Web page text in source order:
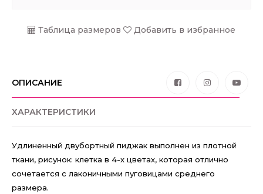
Таблица размеров Добавить в избранное
ОПИСАНИЕ
ХАРАКТЕРИСТИКИ
Удлиненный двубортный пиджак выполнен из плотной
ткани, рисунок: клетка в 4-х цветах, которая отлично
сочетается с лаконичными пуговицами среднего
размера.